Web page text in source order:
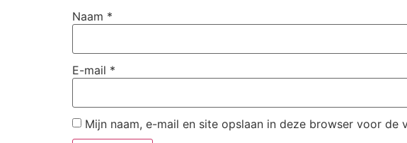
Naam *
E-mail *
Mijn naam, e-mail en site opslaan in deze browser voor de